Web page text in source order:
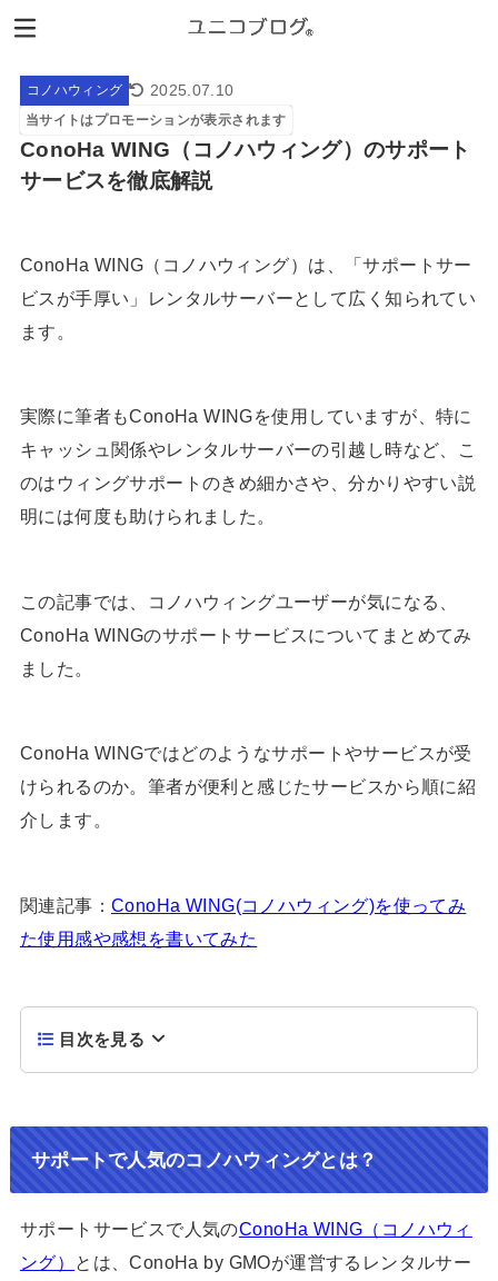
コノハウィング 2025.07.10
当サイトはプロモーションが表示されます
ConoHa WING（コノハウィング）のサポート
サービスを徹底解説
ConoHa WING（コノハウィング）は、「サポートサー
ビスが手厚い」レンタルサーバーとして広く知られてい
ます。
実際に筆者もConoHa WINGを使用していますが、特に
キャッシュ関係やレンタルサーバーの引越し時など、こ
のはウィングサポートのきめ細かさや、分かりやすい説
明には何度も助けられました。
この記事では、コノハウィングユーザーが気になる、
ConoHa WINGのサポートサービスについてまとめてみ
ました。
ConoHa WINGではどのようなサポートやサービスが受
けられるのか。筆者が便利と感じたサービスから順に紹
介します。
関連記事： ConoHa WING(コノハウィング)を使ってみ
た使用感や感想を書いてみた
目次を見る
サポートで人気のコノハウィングとは？
サポートサービスで人気のConoHa WING（コノハウィ
ング）
とは、ConoHa by GMOが運営するレンタルサー